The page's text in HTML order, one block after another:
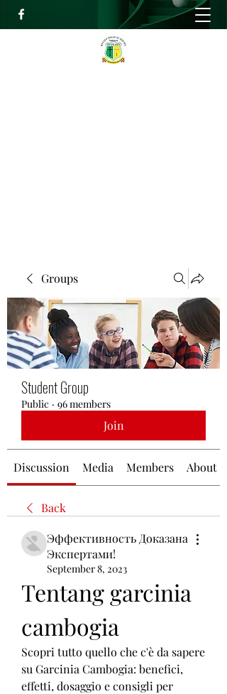
Groups
Student Group
Public · 96 members
Join
Discussion Media Members About
Back
Эффективность Доказана
Экспертами!
September 8, 2023
Tentang garcinia
cambogia
Scopri tutto quello che c'è da sapere
su Garcinia Cambogia: benefici,
effetti, dosaggio e consigli per